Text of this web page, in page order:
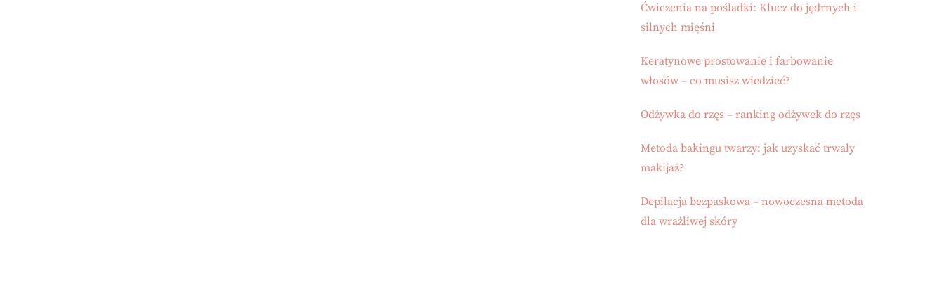
Ćwiczenia na pośladki: Klucz do jędrnych i
silnych mięśni
Keratynowe prostowanie i farbowanie
włosów – co musisz wiedzieć?
Odżywka do rzęs – ranking odżywek do rzęs
Metoda bakingu twarzy: jak uzyskać trwały
makijaż?
Depilacja bezpaskowa – nowoczesna metoda
dla wrażliwej skóry